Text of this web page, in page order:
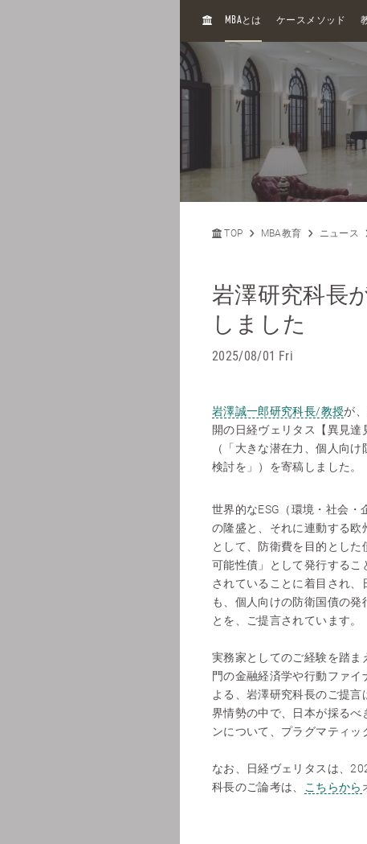
H
MBAとは ケースメソッド
TOP MBA教育 ニュース
岩澤研究科長
しました
2025/08/01 Fri
岩澤誠一郎研究科長/教授が
開の日経ヴェリタス【異見達
（「大きな潜在力、個人向
検討を」）を寄稿しました。
世界的なESG（環境・社会・
の隆盛と、それに連動する欧
として、防衛費を目的とした
可能性債」として発行するこ
されていることに着目され、
も、個人向けの防衛国債の発
とを、ご提言されています。
実務家としてのご経験を踏ま
門の金融経済学や行動ファイ
よる、岩澤研究科長のご提言
界情勢の中で、日本が採るべ
ンについて、プラグマティッ
なお、日経ヴェリタスは、
科長のご論考は、
こちらから